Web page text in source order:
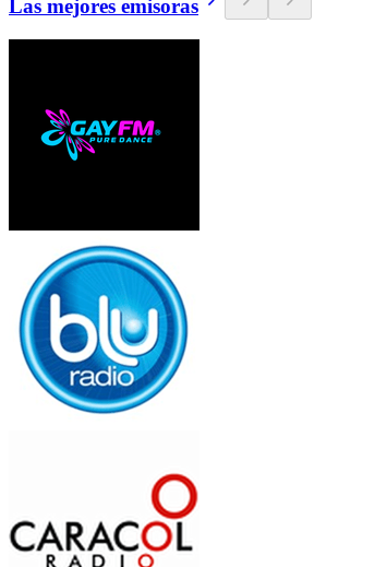
Las mejores emisoras